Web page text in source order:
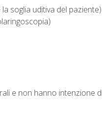
soglia uditiva del paziente)
e non hanno intenzione